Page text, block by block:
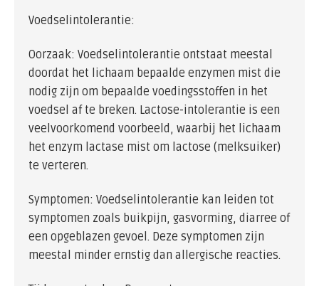
Voedselintolerantie:
Oorzaak: Voedselintolerantie ontstaat meestal
doordat het lichaam bepaalde enzymen mist die
nodig zijn om bepaalde voedingsstoffen in het
voedsel af te breken. Lactose-intolerantie is een
veelvoorkomend voorbeeld, waarbij het lichaam
het enzym lactase mist om lactose (melksuiker)
te verteren.
Symptomen: Voedselintolerantie kan leiden tot
symptomen zoals buikpijn, gasvorming, diarree of
een opgeblazen gevoel. Deze symptomen zijn
meestal minder ernstig dan allergische reacties.